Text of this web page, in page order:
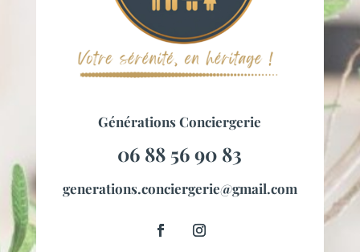
Générations Conciergerie
06 88 56 90 83
generations.conciergerie@gmail.com